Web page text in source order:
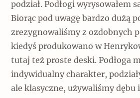
podział. Podłogi wyrysowałem
Biorąc pod uwagę bardzo dużą
zrezygnowaliśmy z ozdobnych
kiedyś produkowano w
tutaj też proste deski. Podłoga
indywidualny charakter,
ale klasyczne, używaliśmy dębu